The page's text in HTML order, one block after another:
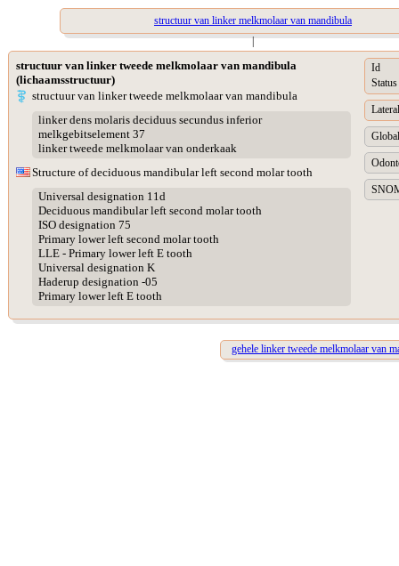
structuur van linker melkmolaar van mandibula
|
structuur van linker tweede melkmolaar van mandibula
(lichaamsstructuur)
structuur van linker tweede melkmolaar van mandibula
linker dens molaris deciduus secundus inferior
melkgebitselement 37
linker tweede melkmolaar van onderkaak
Structure of deciduous mandibular left second molar tooth
Universal designation 11d
Deciduous mandibular left second molar tooth
ISO designation 75
Primary lower left second molar tooth
LLE - Primary lower left E tooth
Universal designation K
Haderup designation -05
Primary lower left E tooth
Id
Status
gehele linker tweede melkmolaar van